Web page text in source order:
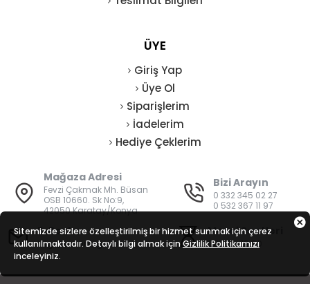
ÜYE
Giriş Yap
Üye Ol
Siparişlerim
İadelerim
Hediye Çeklerim
Mağaza Adresi
Fevzi Çakmak Mh. Büsan
OSB 10660. Sk No:9,
42050 Karatay/Konya
Bizi Arayın
0 332 345 02 27
0 532 367 11 97
E-Posta
bilgi@vatanisguvenligi.com
Mesai Saatleri
08:00 - 19:00
Sitemizde sizlere özelleştirilmiş bir hizmet sunmak için çerez
kullanılmaktadır. Detaylı bilgi almak için Gizlilik Politikamızı
inceleyiniz.